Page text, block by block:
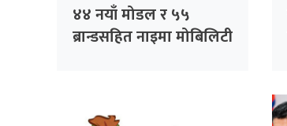
४४ नयाँ मोडल र ५५
ब्रान्डसहित नाइमा मोबिलिटी